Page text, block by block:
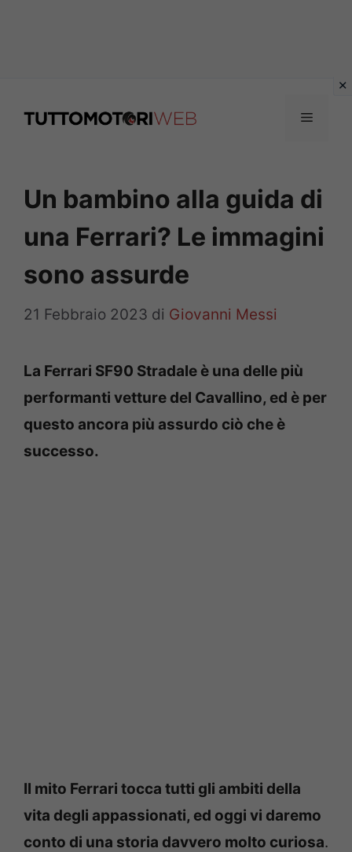
Menu
Un bambino alla guida di
una Ferrari? Le immagini
sono assurde
21 Febbraio 2023 di Giovanni Messi
La Ferrari SF90 Stradale è una delle più
performanti vetture del Cavallino, ed è per
questo ancora più assurdo ciò che è
successo.
Il mito Ferrari tocca tutti gli ambiti della
vita degli appassionati, ed oggi vi daremo
conto di una storia davvero molto curiosa.